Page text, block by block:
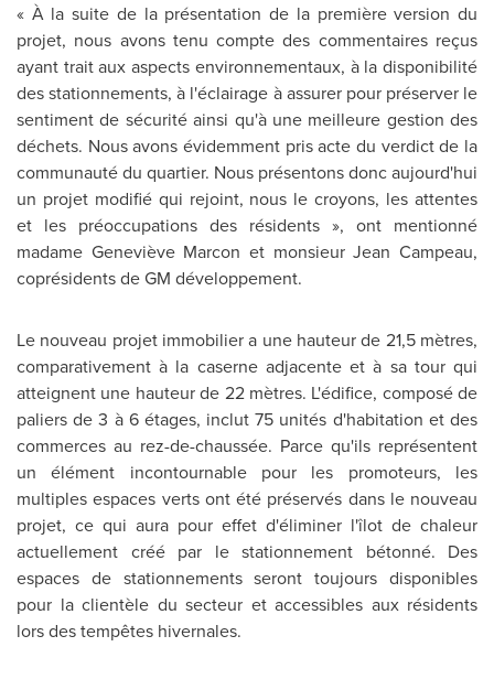
« À la suite de la présentation de la première version du
projet, nous avons tenu compte des commentaires reçus
ayant trait aux aspects environnementaux, à la disponibilité
des stationnements, à l'éclairage à assurer pour préserver le
sentiment de sécurité ainsi qu'à une meilleure gestion des
déchets. Nous avons évidemment pris acte du verdict de la
communauté du quartier. Nous présentons donc aujourd'hui
un projet modifié qui rejoint, nous le croyons, les attentes
et les préoccupations des résidents », ont mentionné
madame Geneviève Marcon et monsieurJean Campeau,
coprésidents de GM développement.
Le nouveau projet immobilier a une hauteur de 21,5 mètres,
comparativement à la caserne adjacente et à sa tour qui
atteignent une hauteur de 22 mètres. L'édifice, composé de
paliers de 3 à 6 étages, inclut 75 unités d'habitation et des
commerces au rez-de-chaussée. Parce qu'ils représentent
un élément incontournable pour les promoteurs, les
multiples espaces verts ont été préservés dans le nouveau
projet, ce qui aura pour effet d'éliminer l'îlot de chaleur
actuellement créé par le stationnement bétonné. Des
espaces de stationnements seront toujours disponibles
pour la clientèle du secteur et accessibles aux résidents
lors des tempêtes hivernales.